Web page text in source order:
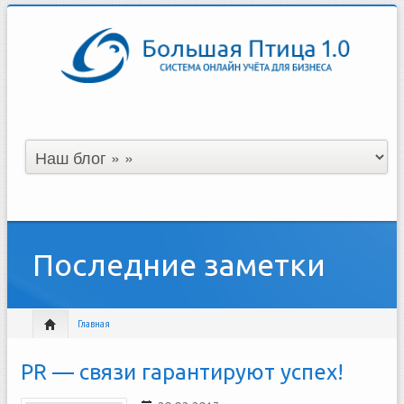
Последние заметки
Главная
PR — связи гарантируют успех!